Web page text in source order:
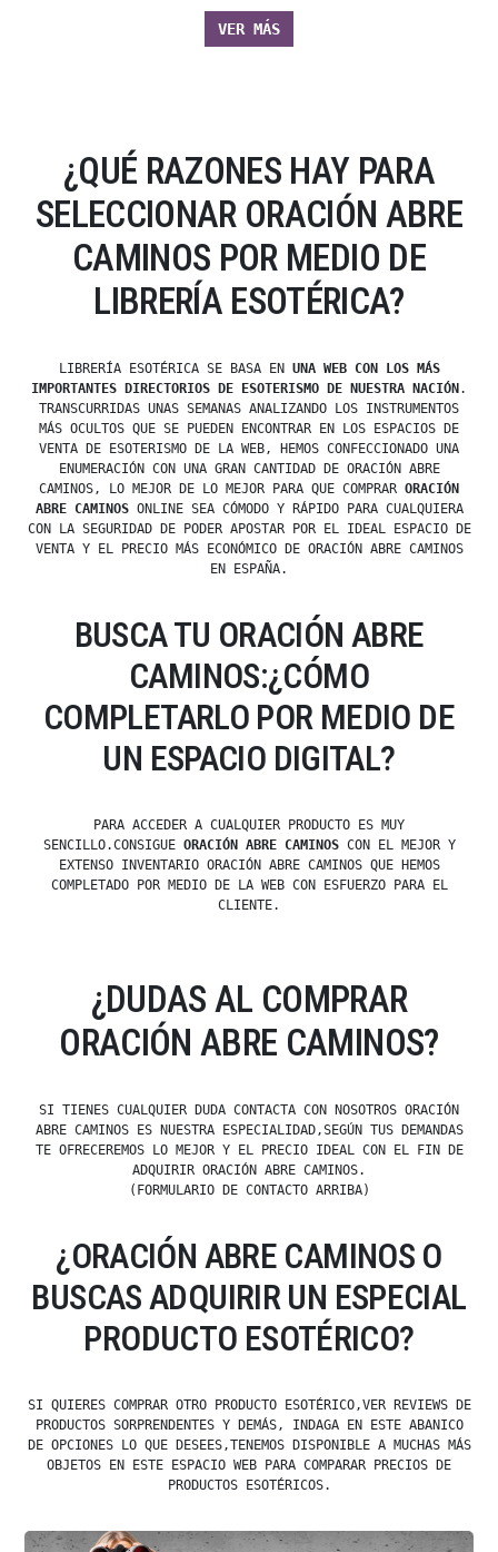
VER MÁS
¿QUÉ RAZONES HAY PARA
SELECCIONAR ORACIÓN ABRE
CAMINOS POR MEDIO DE
LIBRERÍA ESOTÉRICA?
LIBRERÍA ESOTÉRICA SE BASA EN UNA WEB CON LOS MÁS
IMPORTANTES DIRECTORIOS DE ESOTERISMO DE NUESTRA NACIÓN .
TRANSCURRIDAS UNAS SEMANAS ANALIZANDO LOS INSTRUMENTOS
MÁS OCULTOS QUE SE PUEDEN ENCONTRAR EN LOS ESPACIOS DE
VENTA DE ESOTERISMO DE LA WEB, HEMOS CONFECCIONADO UNA
ENUMERACIÓN CON UNA GRAN CANTIDAD DE ORACIÓN ABRE
CAMINOS, LO MEJOR DE LO MEJOR PARA QUE COMPRAR ORACIÓN
ABRE CAMINOSONLINE SEA CÓMODO Y RÁPIDO PARA CUALQUIERA
CON LA SEGURIDAD DE PODER APOSTAR POR EL IDEAL ESPACIO DE
VENTA Y EL PRECIO MÁS ECONÓMICO DE ORACIÓN ABRE CAMINOS
EN ESPAÑA.
BUSCA TU ORACIÓN ABRE
CAMINOS:¿CÓMO
COMPLETARLO POR MEDIO DE
UN ESPACIO DIGITAL?
PARA ACCEDER A CUALQUIER PRODUCTO ES MUY
SENCILLO.CONSIGUE ORACIÓN ABRE CAMINOSCON EL MEJOR Y
EXTENSO INVENTARIO ORACIÓN ABRE CAMINOS QUE HEMOS
COMPLETADO POR MEDIO DE LA WEB CON ESFUERZO PARA EL
CLIENTE.
¿DUDAS AL COMPRAR
ORACIÓN ABRE CAMINOS?
SI TIENES CUALQUIER DUDA CONTACTA CON NOSOTROS ORACIÓN
ABRE CAMINOS ES NUESTRA ESPECIALIDAD,SEGÚN TUS DEMANDAS
TE OFRECEREMOS LO MEJOR Y EL PRECIO IDEAL CON EL FIN DE
ADQUIRIR ORACIÓN ABRE CAMINOS.
(FORMULARIO DE CONTACTO ARRIBA)
¿ORACIÓN ABRE CAMINOS O
BUSCAS ADQUIRIR UN ESPECIAL
PRODUCTO ESOTÉRICO?
SI QUIERES COMPRAR OTRO PRODUCTO ESOTÉRICO,VER REVIEWS DE
PRODUCTOS SORPRENDENTES Y DEMÁS, INDAGA EN ESTE ABANICO
DE OPCIONES LO QUE DESEES,TENEMOS DISPONIBLE A MUCHAS MÁS
OBJETOS EN ESTE ESPACIO WEB PARA COMPARAR PRECIOS DE
PRODUCTOS ESOTÉRICOS.